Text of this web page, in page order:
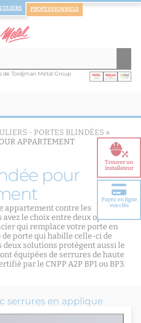
PROFESSIONNELS
de Tordjman Métal Group
Trouver un
installateur
Choisir votre
Payez en ligne
vos clés
- PORTES BLINDÉES »
APPARTEMENT
pour
appartement contre les
avez le choix entre deux options :
qui remplace votre porte en
de porte qui habille celle-ci de
deux solutions protègent aussi le
équipées de serrures de haute
par le CNPP A2P BP1 ou BP3.
serrures en applique